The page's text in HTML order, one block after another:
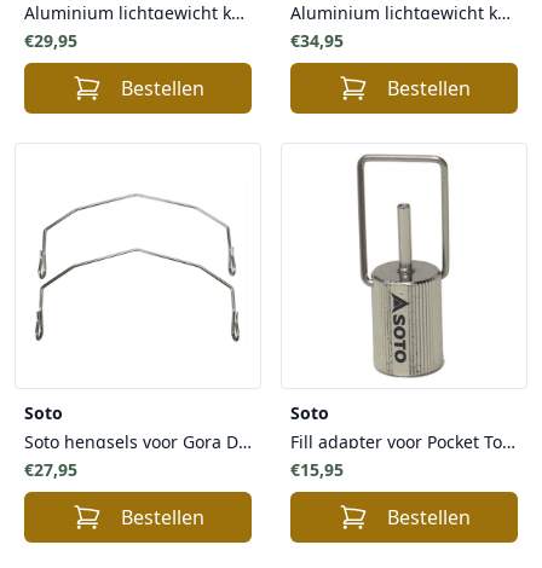
Aluminium lichtgewicht kampvuur kookpot / pan met deksel 4 liter
€29,95
Bestellen
Aluminium lichtgewicht kampvuur kookpot / pan met deksel 5.5 liter
€34,95
Bestellen
Soto
Soto hengsels voor Gora Dutch Oven 5 liter pan
€27,95
Bestellen
Soto
Fill adapter voor Pocket Torch hervulbare Aansteker
€15,95
Bestellen